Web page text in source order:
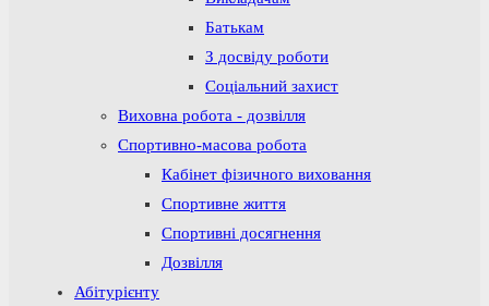
Батькам
З досвіду роботи
Соціальний захист
Виховна робота - дозвілля
Спортивно-масова робота
Кабінет фізичного виховання
Спортивне життя
Спортивні досягнення
Дозвілля
Абітурієнту